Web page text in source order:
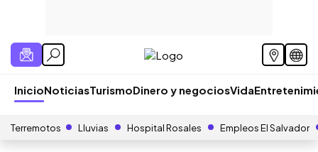
InicioNoticiasTurismoDinero y negociosVida
Terremotos Lluvias Hospital Rosales Empleos El Salvador